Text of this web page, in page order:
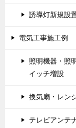
誘導灯新規設
電気工事施工例
照明機器・照
イッチ増設
換気扇・レン
テレビアンテ